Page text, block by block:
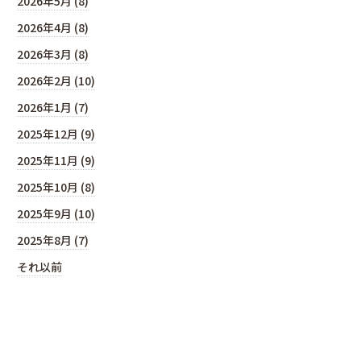
2026年4月 (8)
2026年3月 (8)
2026年2月 (10)
2026年1月 (7)
2025年12月 (9)
2025年11月 (9)
2025年10月 (8)
2025年9月 (10)
2025年8月 (7)
それ以前